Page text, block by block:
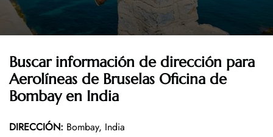
Buscar información de dirección para
Aerolíneas de Bruselas Oficina de
Bombay en India
DIRECCIÓN: Bombay, India